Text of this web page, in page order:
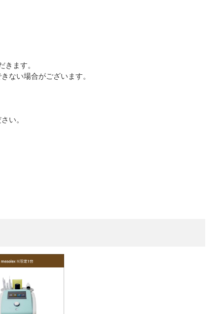
ます。
ない場合がございます。
い。